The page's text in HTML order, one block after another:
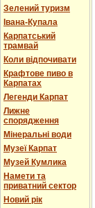
Зелений туризм
Івана-Купала
Карпатський
трамвай
Коли відпочивати
Крафтове пиво в
Карпатах
Легенди Карпат
Лижне
спорядження
Мінеральні води
Музеї Карпат
Музей Кумлика
Намети та
приватний сектор
Новий рік